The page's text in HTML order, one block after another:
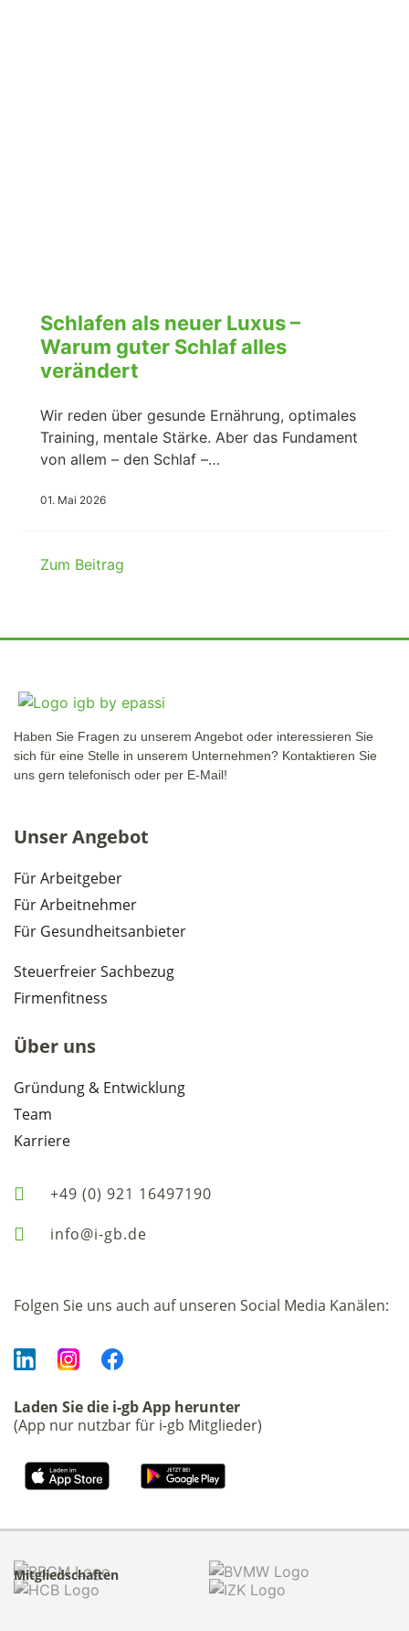
Schlafen als neuer Luxus –
Warum guter Schlaf alles
verändert
Wir reden über gesunde Ernährung, optimales
Training, mentale Stärke. Aber das Fundament
von allem – den Schlaf –…
01. Mai 2026
Zum Beitrag
Haben Sie Fragen zu unserem Angebot oder interessieren Sie
sich für eine Stelle in unserem Unternehmen? Kontaktieren Sie
uns gern telefonisch oder per E-Mail!
Unser Angebot
Für Arbeitgeber
Für Arbeitnehmer
Für Gesundheitsanbieter
Steuerfreier Sachbezug
Firmenfitness
Über uns
Gründung & Entwicklung
Team
Karriere
+49 (0) 921 16497190
info@i-gb.de
Folgen Sie uns auch auf unseren Social Media Kanälen:
Laden Sie die i-gb App herunter
(App nur nutzbar für i-gb Mitglieder)
Mitgliedschaften